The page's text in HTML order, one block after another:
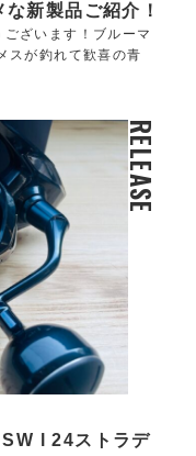
新製品ご紹介！
ざいます！ブルーマ
スが釣れて歓喜の青
RELEASE
l 24ストラデ